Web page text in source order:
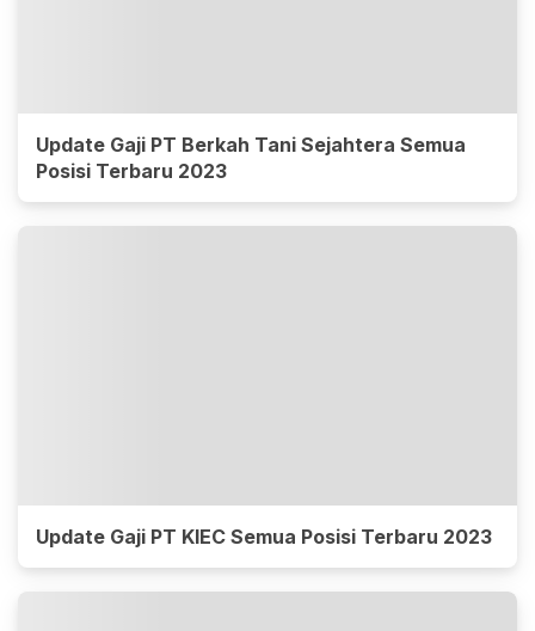
Update Gaji PT Berkah Tani Sejahtera Semua
Posisi Terbaru 2023
Update Gaji PT KIEC Semua Posisi Terbaru 2023